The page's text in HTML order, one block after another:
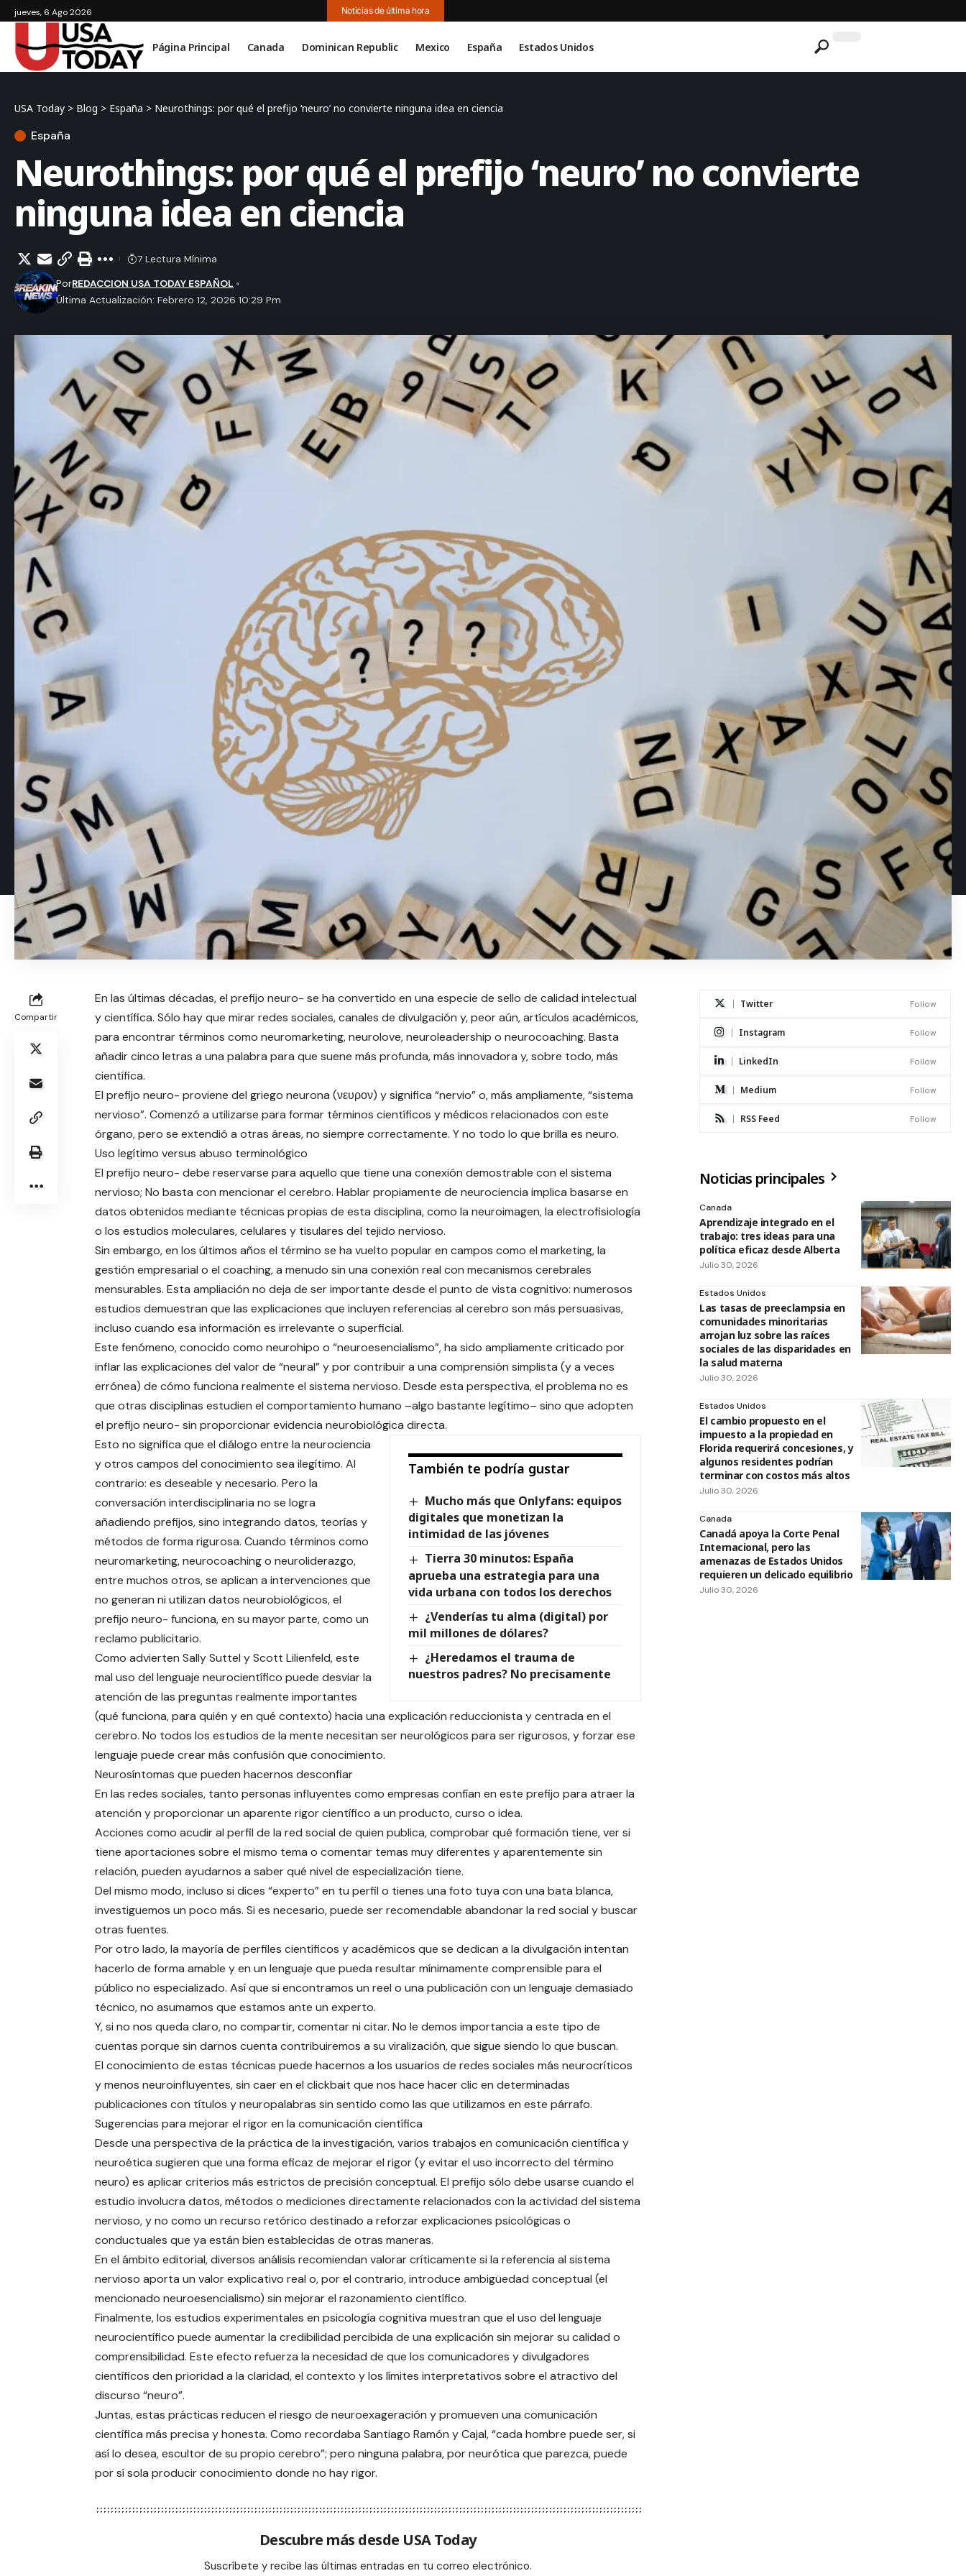
jueves, 6 Ago 2026 Noticias de última hora
Página Principal Canada Dominican Republic Mexico España Estados Unidos
USA Today > Blog > España > Neurothings: por qué el prefijo ‘neuro’ no convierte ninguna idea en ciencia
España
Neurothings: por qué el prefijo ‘neuro’ no convierte
ninguna idea en ciencia
Última Actualización: Febrero 12, 2026 10:29 Pm
PorREDACCION USA TODAY ESPAÑOL
7 Lectura Mínima
Compartir
En las últimas décadas, el prefijo neuro- se ha convertido en una especie de sello de calidad intelectual
y científica. Sólo hay que mirar redes sociales, canales de divulgación y, peor aún, artículos académicos,
para encontrar términos como neuromarketing, neurolove, neuroleadership o neurocoaching. Basta
añadir cinco letras a una palabra para que suene más profunda, más innovadora y, sobre todo, más
científica.
El prefijo neuro- proviene del griego neurona (νευρον) y significa “nervio” o, más ampliamente, “sistema
nervioso”. Comenzó a utilizarse para formar términos científicos y médicos relacionados con este
órgano, pero se extendió a otras áreas, no siempre correctamente. Y no todo lo que brilla es neuro.
Uso legítimo versus abuso terminológico
El prefijo neuro- debe reservarse para aquello que tiene una conexión demostrable con el sistema
nervioso; No basta con mencionar el cerebro. Hablar propiamente de neurociencia implica basarse en
datos obtenidos mediante técnicas propias de esta disciplina, como la neuroimagen, la electrofisiología
o los estudios moleculares, celulares y tisulares del tejido nervioso.
Sin embargo, en los últimos años el término se ha vuelto popular en campos como el marketing, la
gestión empresarial o el coaching, a menudo sin una conexión real con mecanismos cerebrales
mensurables. Esta ampliación no deja de ser importante desde el punto de vista cognitivo: numerosos
estudios demuestran que las explicaciones que incluyen referencias al cerebro son más persuasivas,
incluso cuando esa información es irrelevante o superficial.
Este fenómeno, conocido como neurohipo o “neuroesencialismo”, ha sido ampliamente criticado por
inflar las explicaciones del valor de “neural” y por contribuir a una comprensión simplista (y a veces
errónea) de cómo funciona realmente el sistema nervioso. Desde esta perspectiva, el problema no es
que otras disciplinas estudien el comportamiento humano –algo bastante legítimo– sino que adopten
el prefijo neuro- sin proporcionar evidencia neurobiológica directa.
También te podría gustar
Mucho más que Onlyfans: equipos
digitales que monetizan la
intimidad de las jóvenes
Tierra 30 minutos: España
aprueba una estrategia para una
vida urbana con todos los derechos
¿Venderías tu alma (digital) por
mil millones de dólares?
¿Heredamos el trauma de
nuestros padres? No precisamente
Esto no significa que el diálogo entre la neurociencia
y otros campos del conocimiento sea ilegítimo. Al
contrario: es deseable y necesario. Pero la
conversación interdisciplinaria no se logra
añadiendo prefijos, sino integrando datos, teorías y
métodos de forma rigurosa. Cuando términos como
neuromarketing, neurocoaching o neuroliderazgo,
entre muchos otros, se aplican a intervenciones que
no generan ni utilizan datos neurobiológicos, el
prefijo neuro- funciona, en su mayor parte, como un
reclamo publicitario.
Como advierten Sally Suttel y Scott Lilienfeld, este
mal uso del lenguaje neurocientífico puede desviar la
atención de las preguntas realmente importantes
(qué funciona, para quién y en qué contexto) hacia una explicación reduccionista y centrada en el
cerebro. No todos los estudios de la mente necesitan ser neurológicos para ser rigurosos, y forzar ese
lenguaje puede crear más confusión que conocimiento.
Neurosíntomas que pueden hacernos desconfiar
En las redes sociales, tanto personas influyentes como empresas confían en este prefijo para atraer la
atención y proporcionar un aparente rigor científico a un producto, curso o idea.
Acciones como acudir al perfil de la red social de quien publica, comprobar qué formación tiene, ver si
tiene aportaciones sobre el mismo tema o comentar temas muy diferentes y aparentemente sin
relación, pueden ayudarnos a saber qué nivel de especialización tiene.
Del mismo modo, incluso si dices “experto” en tu perfil o tienes una foto tuya con una bata blanca,
investiguemos un poco más. Si es necesario, puede ser recomendable abandonar la red social y buscar
otras fuentes.
Por otro lado, la mayoría de perfiles científicos y académicos que se dedican a la divulgación intentan
hacerlo de forma amable y en un lenguaje que pueda resultar mínimamente comprensible para el
público no especializado. Así que si encontramos un reel o una publicación con un lenguaje demasiado
técnico, no asumamos que estamos ante un experto.
Y, si no nos queda claro, no compartir, comentar ni citar. No le demos importancia a este tipo de
cuentas porque sin darnos cuenta contribuiremos a su viralización, que sigue siendo lo que buscan.
El conocimiento de estas técnicas puede hacernos a los usuarios de redes sociales más neurocríticos
y menos neuroinfluyentes, sin caer en el clickbait que nos hace hacer clic en determinadas
publicaciones con títulos y neuropalabras sin sentido como las que utilizamos en este párrafo.
Sugerencias para mejorar el rigor en la comunicación científica
Desde una perspectiva de la práctica de la investigación, varios trabajos en comunicación científica y
neuroética sugieren que una forma eficaz de mejorar el rigor (y evitar el uso incorrecto del término
neuro) es aplicar criterios más estrictos de precisión conceptual. El prefijo sólo debe usarse cuando el
estudio involucra datos, métodos o mediciones directamente relacionados con la actividad del sistema
nervioso, y no como un recurso retórico destinado a reforzar explicaciones psicológicas o
conductuales que ya están bien establecidas de otras maneras.
En el ámbito editorial, diversos análisis recomiendan valorar críticamente si la referencia al sistema
nervioso aporta un valor explicativo real o, por el contrario, introduce ambigüedad conceptual (el
mencionado neuroesencialismo) sin mejorar el razonamiento científico.
Finalmente, los estudios experimentales en psicología cognitiva muestran que el uso del lenguaje
neurocientífico puede aumentar la credibilidad percibida de una explicación sin mejorar su calidad o
comprensibilidad. Este efecto refuerza la necesidad de que los comunicadores y divulgadores
científicos den prioridad a la claridad, el contexto y los límites interpretativos sobre el atractivo del
discurso “neuro”.
Juntas, estas prácticas reducen el riesgo de neuroexageración y promueven una comunicación
científica más precisa y honesta. Como recordaba Santiago Ramón y Cajal, “cada hombre puede ser, si
así lo desea, escultor de su propio cerebro”; pero ninguna palabra, por neurótica que parezca, puede
por sí sola producir conocimiento donde no hay rigor.
Descubre más desde USA Today
Suscríbete y recibe las últimas entradas en tu correo electrónico.
Twitter Follow
Instagram Follow
LinkedIn Follow
Medium Follow
RSS Feed Follow
Noticias principales
Canada
Aprendizaje integrado en el
trabajo: tres ideas para una
política eficaz desde Alberta
Julio 30, 2026
Estados Unidos
Las tasas de preeclampsia en
comunidades minoritarias
arrojan luz sobre las raíces
sociales de las disparidades en
la salud materna
Julio 30, 2026
Estados Unidos
El cambio propuesto en el
impuesto a la propiedad en
Florida requerirá concesiones, y
algunos residentes podrían
terminar con costos más altos
Julio 30, 2026
Canada
Canadá apoya la Corte Penal
Internacional, pero las
amenazas de Estados Unidos
requieren un delicado equilibrio
Julio 30, 2026